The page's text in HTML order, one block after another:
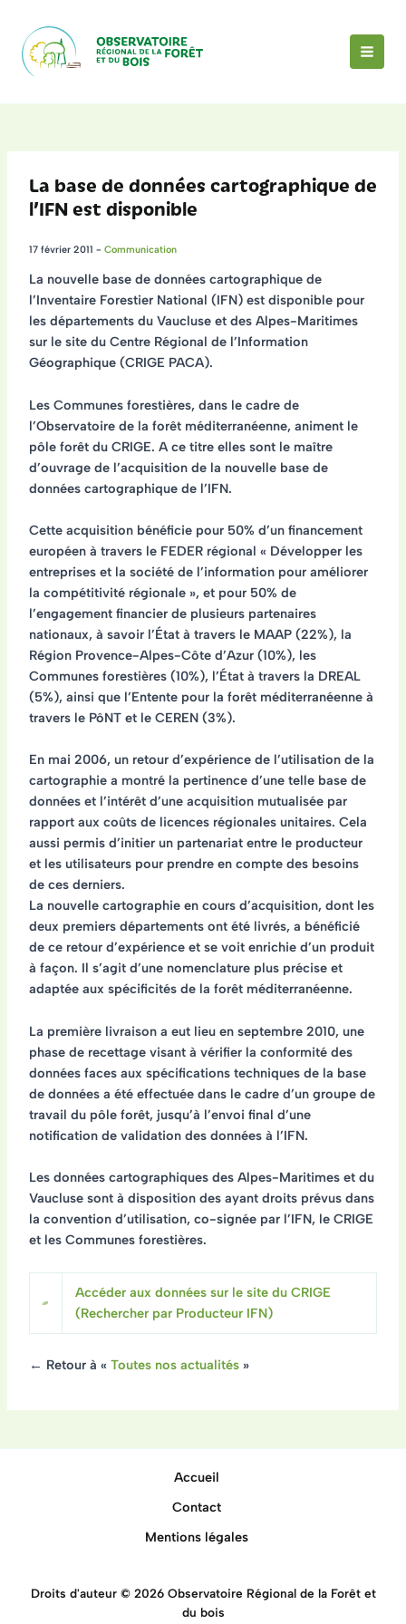
contenu
La base de données cartographique de
l’IFN est disponible
17 février 2011 - Communication
La nouvelle base de données cartographique de
l’Inventaire Forestier National (IFN) est disponiblepour
les départements du Vaucluseet des Alpes-Maritimes
sur le site du Centre Régional de l’Information
Géographique (CRIGE PACA).
Les Communes forestières, dans le cadre de
l’Observatoire de la forêt méditerranéenne, animent le
pôle forêt du CRIGE. A ce titre elles sont le maître
d’ouvrage de l’acquisitionde la nouvelle base de
données cartographique de l’IFN.
Cette acquisition bénéficie pour 50% d’un financement
européen à travers le FEDER régional « Développer les
entreprises et la société de l’information pour améliorer
la compétitivité régionale », et pour 50% de
l’engagement financier de plusieurs partenaires
nationaux, à savoir l’État à travers le MAAP (22%), la
Région Provence-Alpes-Côte d’Azur (10%), les
Communes forestières (10%), l’État à travers la DREAL
(5%), ainsi que l’Entente pour la forêt méditerranéenne à
travers le PôNT et le CEREN (3%).
En mai 2006, un retour d’expérience de l’utilisation de la
cartographie a montré la pertinence d’une telle base de
données et l’intérêt d’une acquisition mutualiséepar
rapport aux coûts de licences régionales unitaires. Cela
aussi permis d’initier un partenariat entre le producteur
et les utilisateurspour prendre en compte des besoins
de ces derniers.
La nouvelle cartographie en cours d’acquisition, dont les
deux premiers départements ont été livrés, a bénéficié
de ce retour d’expérience et se voit enrichie d’un produit
à façon. Il s’agit d’une nomenclature plus précise et
adaptée aux spécificités de la forêt méditerranéenne.
La première livraison a eut lieu en septembre 2010, une
phase de recettage visant à vérifier la conformité des
données faces aux spécifications techniques de la base
de données a été effectuée dans le cadre d’un groupe de
travail du pôle forêt, jusqu’à l’envoi final d’une
notification de validation des données à l’IFN.
Les données cartographiques des Alpes-Maritimes et du
Vaucluse sont à disposition des ayant droits prévus dans
la convention d’utilisation, co-signée par l’IFN, le CRIGE
et les Communes forestières.
Accéder aux données sur le site du CRIGE
(Rechercher par Producteur IFN)
← Retour à « Toutes nos actualités»
Accueil
Contact
Mentions légales
Droits d'auteur © 2026 Observatoire Régional de la Forêt et
du bois